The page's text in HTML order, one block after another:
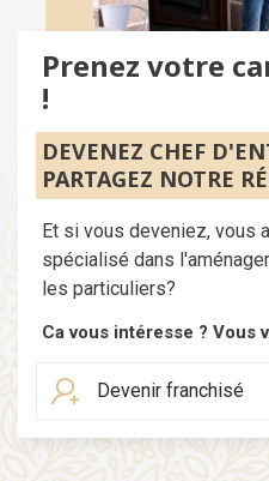
Prenez votre
!
DEVENEZ CHEF
PARTAGEZ NOTRE
Et si vous deveniez, vous
spécialisé dans
les particuliers?
Ca vous intéresse ? Vous
Devenir franchisé